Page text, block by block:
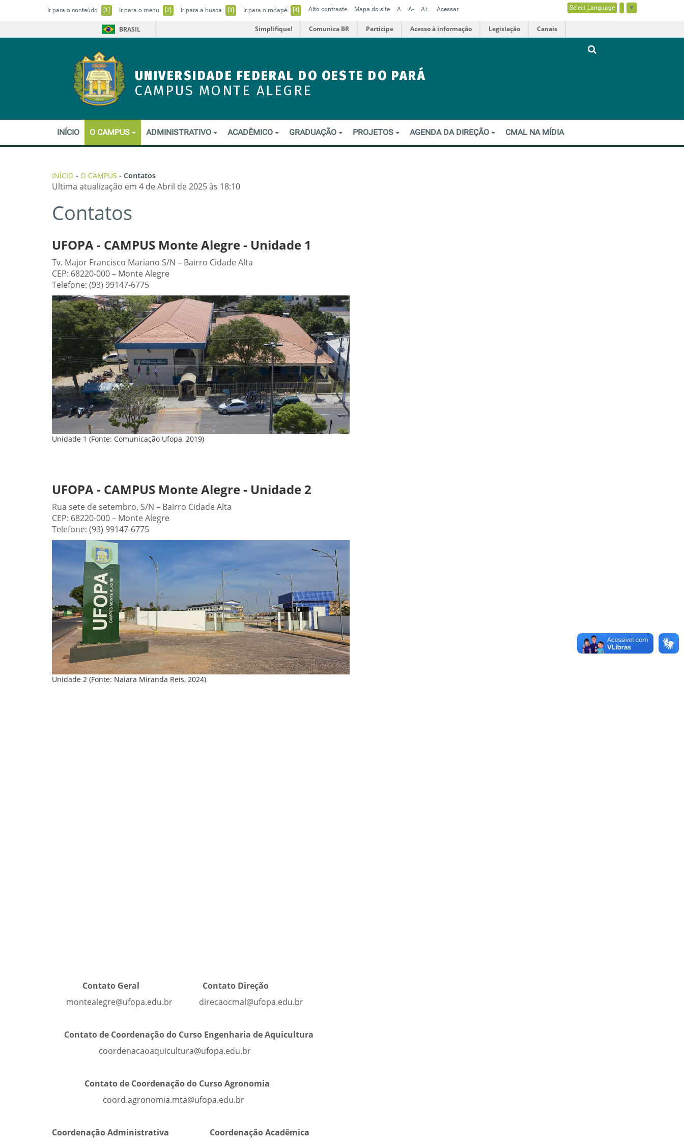
Ir para o conteúdo [1] Ir para o menu [2] Ir para a busca [3] Ir para o rodapé [4] Alto contraste Mapa do site A A- A+ Acessar Select Language ▼
BRASIL Simplifique! Comunica BR Participe Acesso à informação Legislação Canais
UNIVERSIDADE FEDERAL DO OESTE DO PARÁ
CAMPUS MONTE ALEGRE
INÍCIO O CAMPUS ADMINISTRATIVO ACADÊMICO GRADUAÇÃO PROJETOS AGENDA DA DIREÇÃO CMAL NA MÍDIA
INÍCIO - O CAMPUS - Contatos
Ultima atualização em 4 de Abril de 2025 às 18:10
Contatos
UFOPA - CAMPUS Monte Alegre - Unidade 1
Tv. Major Francisco Mariano S/N – Bairro Cidade Alta
CEP: 68220-000 – Monte Alegre
Telefone: (93) 99147-6775
Unidade 1 (Fonte: Comunicação Ufopa, 2019)
UFOPA - CAMPUS Monte Alegre - Unidade 2
Rua sete de setembro, S/N – Bairro Cidade Alta
CEP: 68220-000 – Monte Alegre
Telefone: (93) 99147-6775
Unidade 2 (Fonte: Naiara Miranda Reis, 2024)
Contato Geral Contato Direção
montealegre@ufopa.edu.br direcaocmal@ufopa.edu.br
Contato de Coordenação do Curso Engenharia de Aquicultura
coordenacaoaquicultura@ufopa.edu.br
Contato de Coordenação do Curso Agronomia
coord.agronomia.mta@ufopa.edu.br
Coordenação Administrativa Coordenação Acadêmica